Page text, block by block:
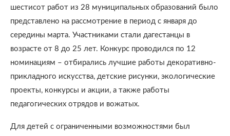
шестисот работ из 28 муниципальных образований было
представлено на рассмотрение в период с января до
середины марта. Участниками стали дагестанцы в
возрасте от 8 до 25 лет. Конкурс проводился по 12
номинациям – отбирались лучшие работы декоративно-
прикладного искусства, детские рисунки, экологические
проекты, конкурсы и акции, а также работы
педагогических отрядов и вожатых.
Для детей с ограниченными возможностями был